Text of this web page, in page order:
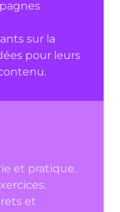
sur la
pour leurs
et pratique.
et